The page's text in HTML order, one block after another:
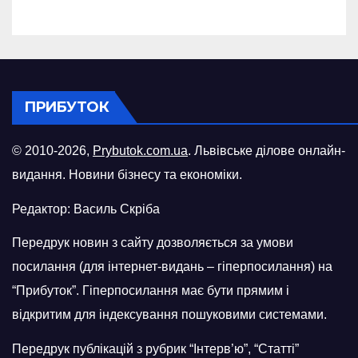
російського БПЛА
ПРИБУТОК
© 2010-2026, Prybutok.com.ua. Львівське ділове онлайн-
видання. Новини бізнесу та економіки.
Редактор: Василь Скріба
Передрук новин з сайту дозволяється за умови
посилання (для інтернет-видань – гіперпосилання) на
“Прибуток”. Гіперпосилання має бути прямим і
відкритим для індексування пошуковими системами.
Передрук публікацій з рубрик “Інтерв’ю”, “Статті”